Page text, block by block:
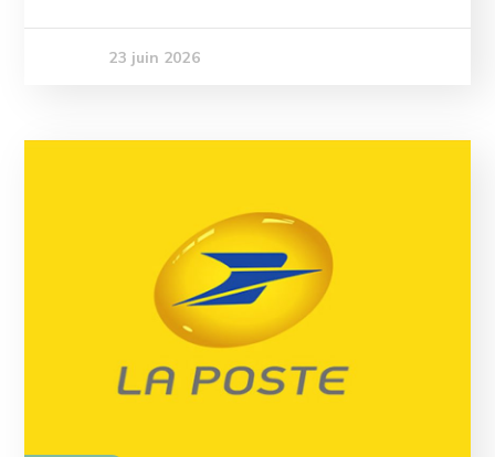
23 juin 2026